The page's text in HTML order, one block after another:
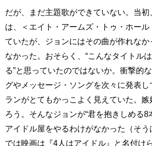
だが、まだ主題歌ができていない。当
は、＜エイト・アームズ・トゥ・ホー
ていたが、ジョンにはその曲が作れなか
なかった。おそらく、“こんなタイトル
る”と思っていたのではないか。衝撃的
グやメッセージ・ソングを次々に発表し
ランがとてもかっこよく見えていた。
ろう。そんなジョンが“君を抱きしめる8
アイドル屋をやるわけがなかった（そ
では映画は『4人はアイドル』と名付け